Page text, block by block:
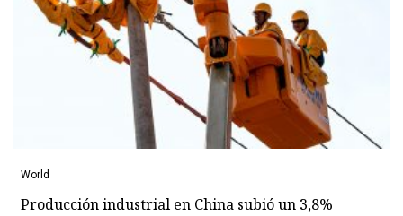
World
Producción industrial en China subió un 3,8%